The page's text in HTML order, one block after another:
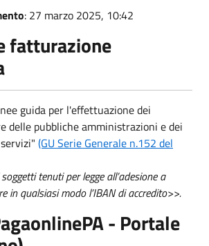
: 27 marzo 2025, 10:42
fatturazione
guida per l'effettuazione dei
delle pubbliche amministrazioni e dei
(GU Serie Generale n.152 del
tenuti per legge all’adesione a
in qualsiasi modol’IBANdi accredito>>.
- Portale